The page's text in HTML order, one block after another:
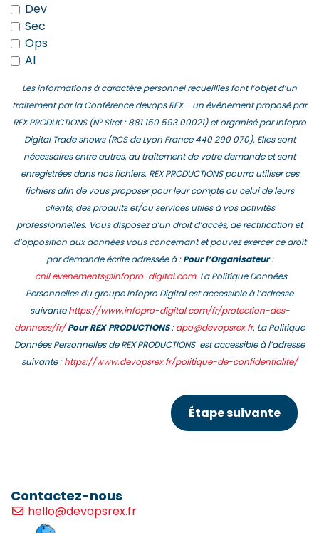
Dev
Sec
Ops
AI
Les informations à caractère personnel recueillies font l’objet d’un
traitement par la Conférence devops REX - un événement proposé par
REX PRODUCTIONS (N° Siret : 881 150 593 00021) et organisé par Infopro
Digital Trade shows (RCS de Lyon France 440 290 070). Elles sont
nécessaires entre autres, au traitement de votre demande et sont
enregistrées dans nos fichiers. REX PRODUCTIONS pourra utiliser ces
fichiers afin de vous proposer pour leur compte ou celui de leurs
clients, des produits et/ou services utiles à vos activités
professionnelles. Vous disposez d’un droit d’accès, de rectification et
d’opposition aux données vous concernant et pouvez exercer ce droit
par demande écrite adressée à :Pour l’Organisateur:
cnil.evenements@infopro-digital.com. La Politique Données
Personnelles du groupe Infopro Digital est accessible à l’adresse
suivantehttps://www.infopro-digital.com/fr/protection-des-
donnees/fr/Pour REX PRODUCTIONS:dpo@devopsrex.fr. La Politique
Données Personnelles de REX PRODUCTIONS est accessible à l’adresse
suivante :https://www.devopsrex.fr/politique-de-confidentialite/
Contactez-nous
hello@devopsrex.fr